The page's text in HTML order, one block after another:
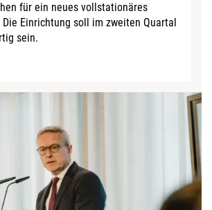
für ein neues vollstationäres
Einrichtung soll im zweiten Quartal
sein.